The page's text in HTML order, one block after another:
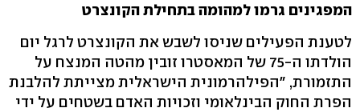
המפגינים גרמו למהומה בתחילת הקונצרט
לטענת הפעילים שניסו לשבש את הקונצרט לרגל יום
הולדתו ה-75 של המאסטרו זובין מהטה המנצח על
התזמורת, "הפילהרמונית הישראלית מצייתת להלבנת
הפרת החוק הבינלאומי וזכויות האדם בשטחים על ידי